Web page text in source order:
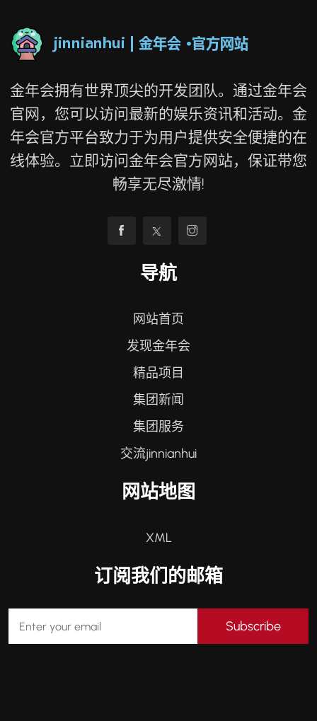
金年会拥有世界顶尖的开发团队。通过金年会
官网，您可以访问最新的娱乐资讯和活动。金
年会官方平台致力于为用户提供安全便捷的在
线体验。立即访问金年会官方网站，保证带您
畅享无尽激情!
导航
网站首页
发现金年会
精品项目
集团新闻
集团服务
交流jinnianhui
网站地图
XML
订阅我们的邮箱
Subscribe